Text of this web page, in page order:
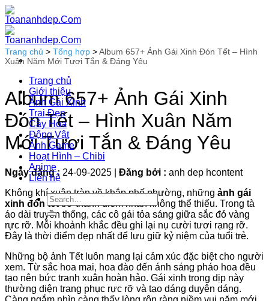
Bỏ
qua
nội
dung
Trang chủ
Giới thiệu
Ảnh Gái Xinh
Trai Đẹp
Cây Hoa
Động Vật
Ảnh Game
Hoạt Hình – Chibi
Anime
Liên hệ
Trang chủ > Tổng hợp >Album 657+ Ảnh Gái Xinh Đón Tết – Hình
Xuân Năm Mới Tươi Tắn & Đáng Yêu
Album 657+ Ảnh Gái Xinh
Đón Tết – Hình Xuân Năm
Mới Tươi Tắn & Đáng Yêu
Ngày đăng : 24-09-2025 Đăng bởi : anh dep hcontent
Không khí xuân tràn về khắp phố phường, những ảnh gái
xinh đón tếttrở thành điểm nhấn không thể thiếu. Trong tà
áo dài truyền thống, các cô gái tỏa sáng giữa sắc đỏ vàng
rực rỡ. Mỗi khoảnh khắc đều ghi lại nụ cười tươi rạng rỡ.
Đây là thời điểm đẹp nhất để lưu giữ kỷ niệm của tuổi trẻ.
Những bộ ảnh Tết luôn mang lại cảm xúc đặc biệt cho người
xem. Từ sắc hoa mai, hoa đào đến ánh sáng pháo hoa đều
tạo nên bức tranh xuân hoàn hảo. Gái xinh trong dịp này
thường diện trang phục rực rỡ và tạo dáng duyên dáng.